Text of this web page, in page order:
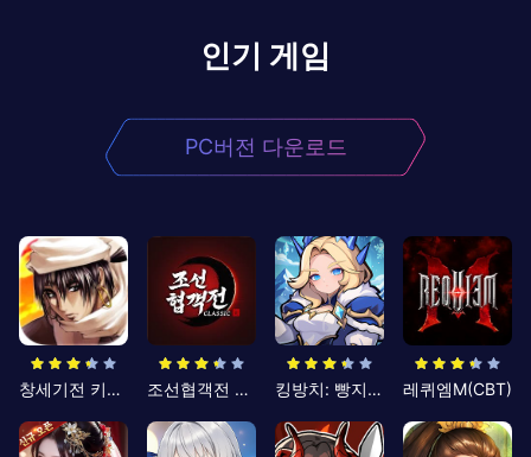
인기 게임
PC버전 다운로드
창세기전 키우기 조선협객전 클래식 킹방치: 빵지의 제왕 레퀴엠M(CBT)